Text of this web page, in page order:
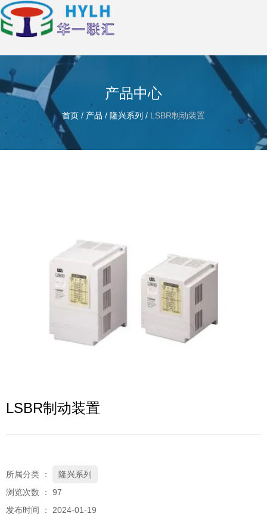
产品中心
首页 / 产品 / 隆兴系列 / LSBR制动装置
LSBR制动装置
所属分类 ：
隆兴系列
浏览次数 ： 97
发布时间 ： 2024-01-19